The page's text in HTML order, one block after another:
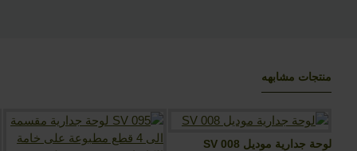
منتجات مشابهه
لوحة جدارية موديل SV 008